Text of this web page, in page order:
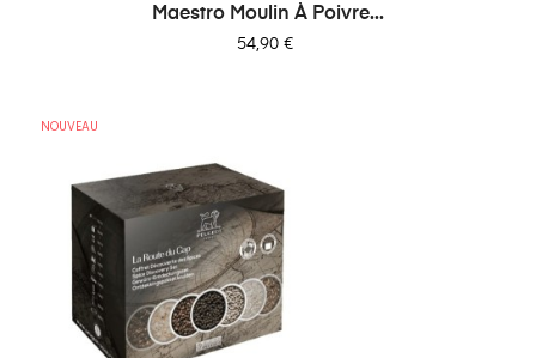
Maestro Moulin À Poivre...
Prix
54,90 €
NOUVEAU